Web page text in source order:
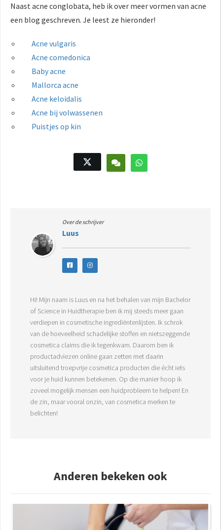
Naast acne conglobata, heb ik over meer vormen van acne
een blog geschreven. Je leest ze hieronder!
Acne vulgaris
Acne comedonica
Baby acne
Mallorca acne
Acne keloidalis
Acne bij volwassenen
Puistjes op kin
Over de schrijver
Luus
Hi! Mijn naam is Luus en na het behalen van mijn Bachelor
of Science in Huidtherapie ben ik mij steeds meer gaan
verdiepen in cosmetische ingrediëntenlijsten. Ik schrok
van de hoeveelheid schadelijke stoffen en nietszeggende
cosmetica claims die ik tegenkwam. Daarom ben ik
productadviezen online gaan zetten met daarin
uitsluitend troepvrije cosmetica producten die écht iets
voor je huid kunnen betekenen. Op die manier hoop ik
zoveel mogelijk mensen een huidprobleem te helpen! En
de zin, maar vooral onzin, van cosmetica merken te
belichten!
Anderen bekeken ook